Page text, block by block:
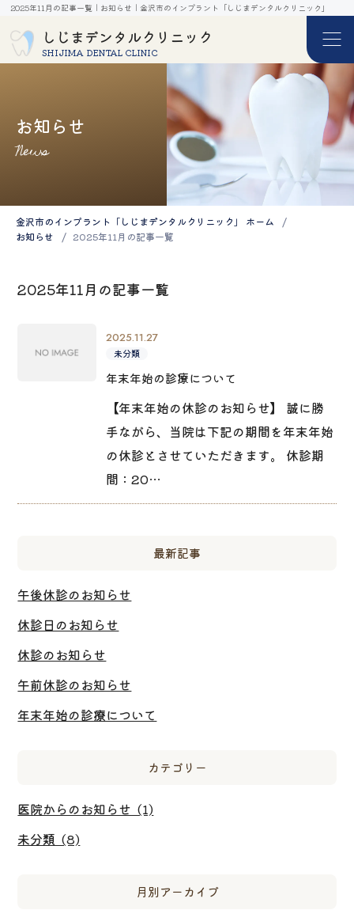
2025年11月の記事一覧｜お知らせ｜金沢市のインプラント「しじまデンタルクリニック」
しじまデンタルクリニック
SHIJIMA DENTAL CLINIC
お知らせ
News
金沢市のインプラント「しじまデンタルクリニック」 ホーム
お知らせ
2025年11月の記事一覧
2025年11月の記事一覧
2025.11.27
未分類
年末年始の診療について
【年末年始の休診のお知らせ】 誠に勝
手ながら、当院は下記の期間を年末年始
の休診とさせていただきます。 休診期
間：20…
最新記事
午後休診のお知らせ
休診日のお知らせ
休診のお知らせ
午前休診のお知らせ
年末年始の診療について
カテゴリー
医院からのお知らせ (1)
未分類 (8)
月別アーカイブ